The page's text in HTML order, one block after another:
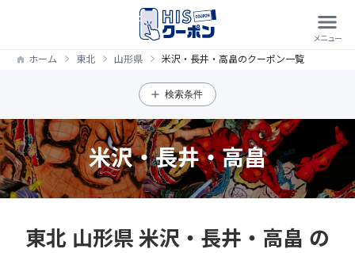
ホーム 東北 山形県 米沢・長井・高畠のクーポン一覧
検索条件
米沢・長井・高畠
東北 山形県 米沢・長井・高畠 の